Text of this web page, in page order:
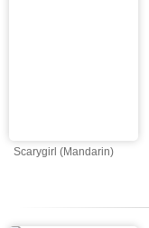
Scarygirl (Mandarin)